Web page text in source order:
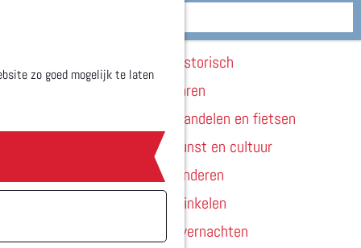
zo goed mogelijk te laten
e
u
Zien & doen
Historisch
Varen
Wandelen en fietsen
Kunst en cultuur
Kinderen
Winkelen
Overnachten